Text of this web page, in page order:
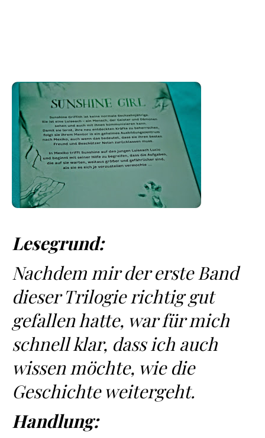
Lesegrund:
Nachdem mir der erste Band
dieser Trilogie richtig gut
gefallen hatte, war für mich
schnell klar, dass ich auch
wissen möchte, wie die
Geschichte weitergeht.
Handlung: